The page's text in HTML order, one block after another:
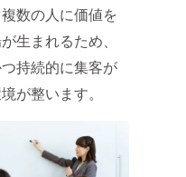
数の人に価値を
生まれるため、
持続的に集客が
が整います。